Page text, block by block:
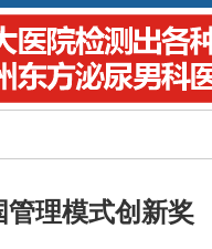
理模式创新奖